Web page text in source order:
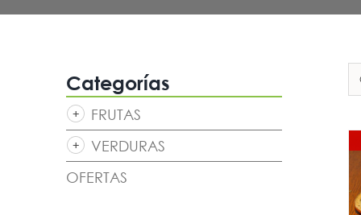
Categorías
FRUTAS
VERDURAS
OFERTAS